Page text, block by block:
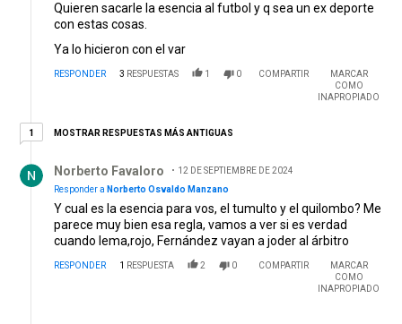
Quieren sacarle la esencia al futbol y q sea un ex deporte
con estas cosas.
Ya lo hicieron con el var
RESPONDER 3 RESPUESTAS 1 0 COMPARTIR
MARCAR
COMO
INAPROPIADO
11 respuesta más antiguas
MOSTRAR RESPUESTAS MÁS ANTIGUAS
Norberto Favaloro
12 DE SEPTIEMBRE DE 2024
Responder a Norberto Osvaldo Manzano
Y cual es la esencia para vos, el tumulto y el quilombo? Me
parece muy bien esa regla, vamos a ver si es verdad
cuando lema,rojo, Fernández vayan a joder al árbitro
RESPONDER 1 RESPUESTA 2 0 COMPARTIR
MARCAR
COMO
INAPROPIADO